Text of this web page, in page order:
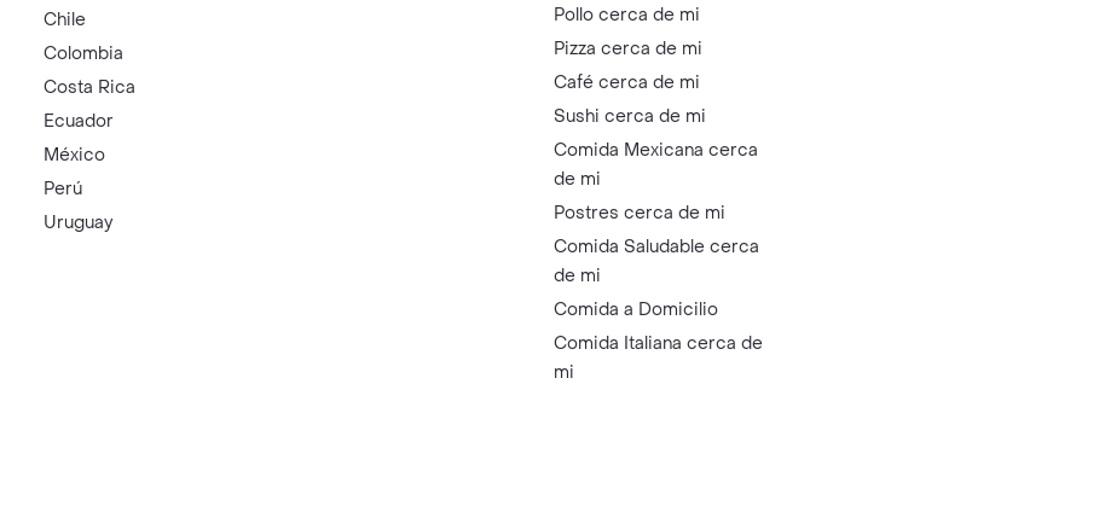
Chile
Colombia
Costa Rica
Ecuador
México
Perú
Uruguay
Pollo cerca de mi
Pizza cerca de mi
Café cerca de mi
Sushi cerca de mi
Comida Mexicana cerca
de mi
Postres cerca de mi
Comida Saludable cerca
de mi
Comida a Domicilio
Comida Italiana cerca de
mi